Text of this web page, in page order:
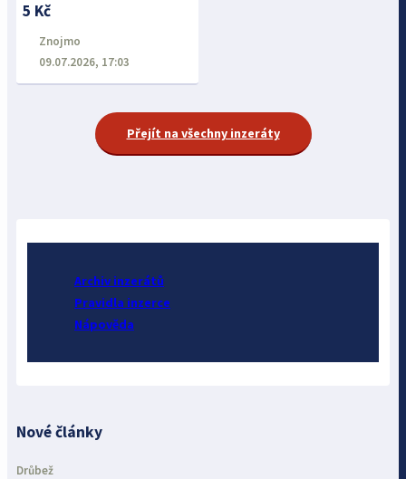
5 Kč
Znojmo
09.07.2026, 17:03
Přejít na všechny inzeráty
Archiv inzerátů
Pravidla inzerce
Nápověda
Nové články
Drůbež